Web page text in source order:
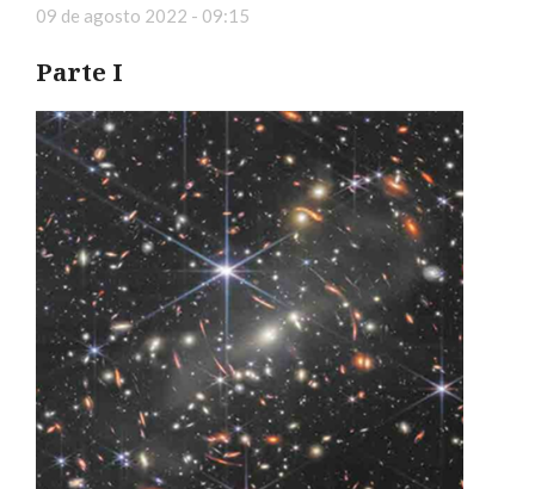
09 de agosto 2022 - 09:15
Parte I